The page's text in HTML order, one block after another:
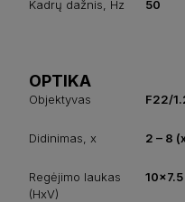
Kadrų dažnis, Hz 50
OPTIKA
Objektyvas F22/
Didinimas, x 2 – 8
Regėjimo laukas
(HxV)
10x7.5